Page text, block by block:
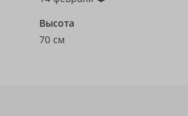
Высота
70 см